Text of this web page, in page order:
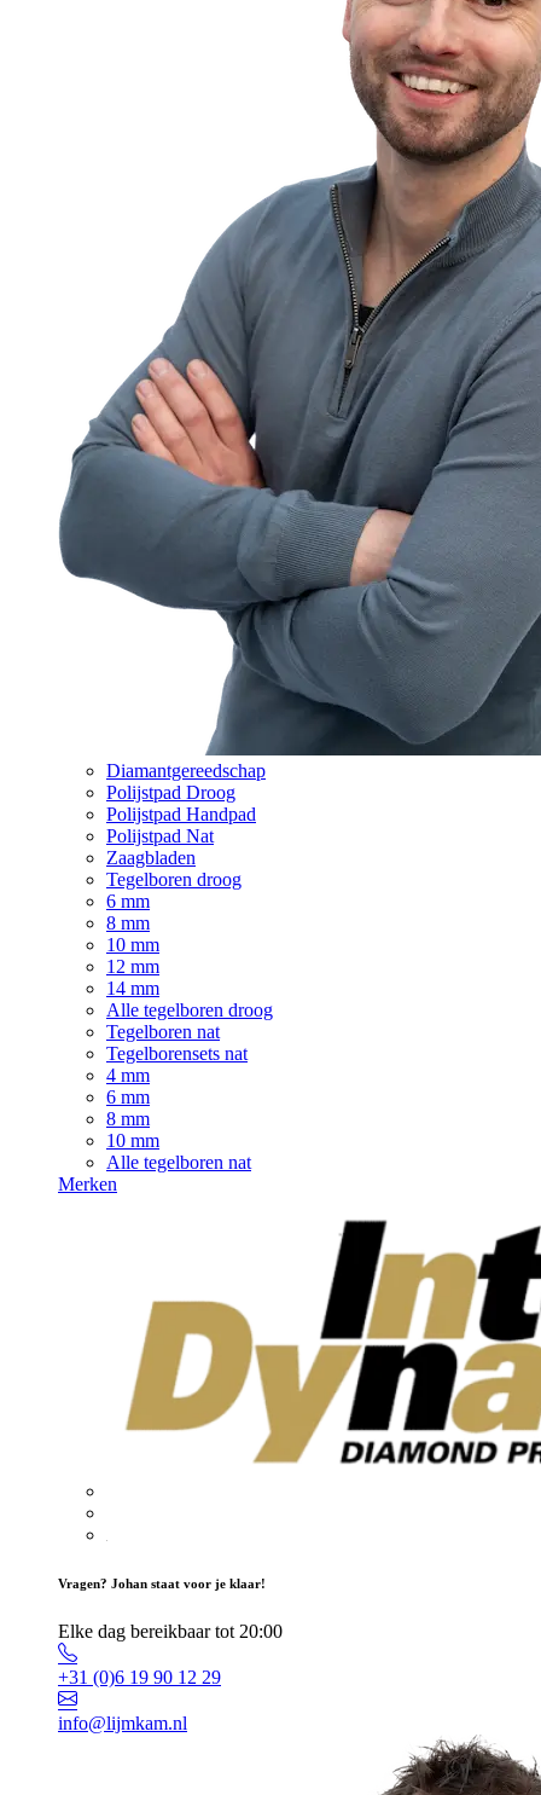
Diamantgereedschap
Polijstpad Droog
Polijstpad Handpad
Polijstpad Nat
Zaagbladen
Tegelboren droog
6 mm
8 mm
10 mm
12 mm
14 mm
Alle tegelboren droog
Tegelboren nat
Tegelborensets nat
4 mm
6 mm
8 mm
10 mm
Alle tegelboren nat
Merken
Vragen? Johan staat voor je klaar!
Elke dag bereikbaar tot 20:00
+31 (0)6 19 90 12 29
info@lijmkam.nl